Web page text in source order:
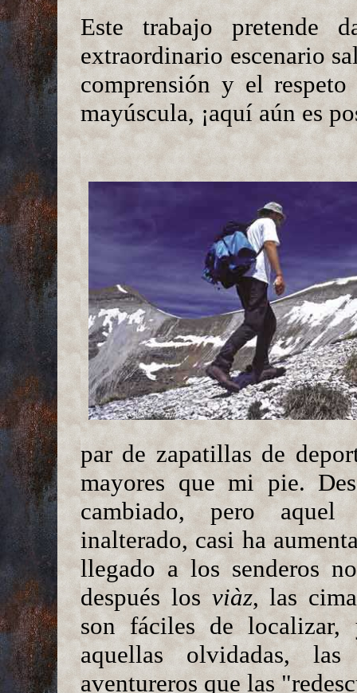
Este trabajo pretende
extraordinario escenario
comprensión y el
mayúscula, ¡aquí aún es
par de zapatillas de
mayores que mi pie.
cambiado, pero aquel
inalterado, casi ha
llegado a los senderos
después los viàz, las
son fáciles de localizar,
aquellas olvidadas,
aventureros que las